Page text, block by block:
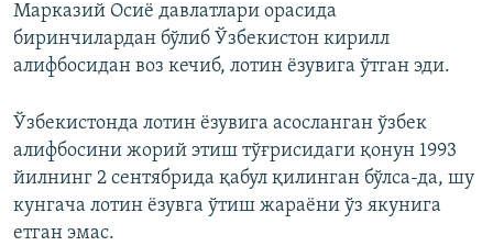
Марказий Осиё давлатлари орасида
биринчилардан бўлиб Ўзбекистон кирилл
алифбосидан воз кечиб, лотин ёзувига ўтган эди.
Ўзбекистонда лотин ёзувига асосланган ўзбек
алифбосини жорий этиш тўғрисидаги қонун 1993
йилнинг 2 сентябрида қабул қилинган бўлса-да, шу
кунгача лотин ёзувга ўтиш жараёни ўз якунига
етган эмас.